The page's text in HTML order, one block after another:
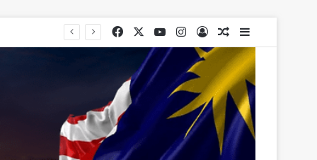
Facebook YouTubeInstagram
Log InRandom Article